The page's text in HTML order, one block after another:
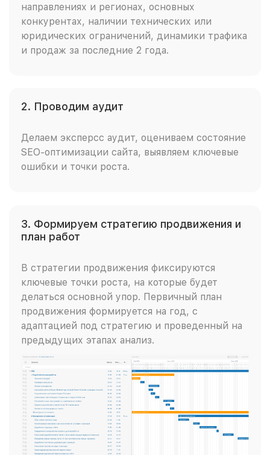
направлениях и регионах, основных
конкурентах, наличии технических или
юридических ограничений, динамики трафика
и продаж за последние 2 года.
2. Проводим аудит
Делаем эксперсс аудит, оцениваем состояние
SEO-оптимизации сайта, выявляем ключевые
ошибки и точки роста.
3. Формируем стратегию продвижения и
план работ
В стратегии продвижения фиксируются
ключевые точки роста, на которые будет
делаться основной упор. Первичный план
продвижения формируется на год, с
адаптацией под стратегию и проведенный на
предыдущих этапах анализ.